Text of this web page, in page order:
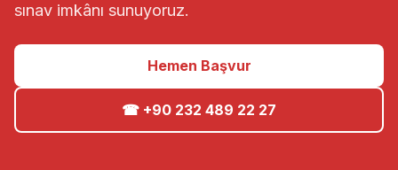
sınav imkânı sunuyoruz.
Hemen Başvur
☎ +90 232 489 22 27